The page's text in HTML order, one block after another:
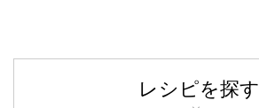
レシピを探す